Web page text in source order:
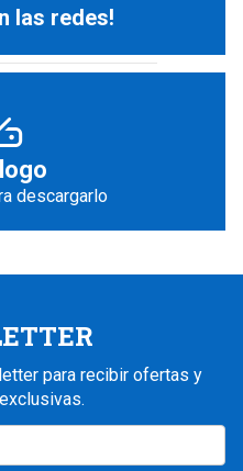
las redes!
descargarlo
para recibir ofertas y